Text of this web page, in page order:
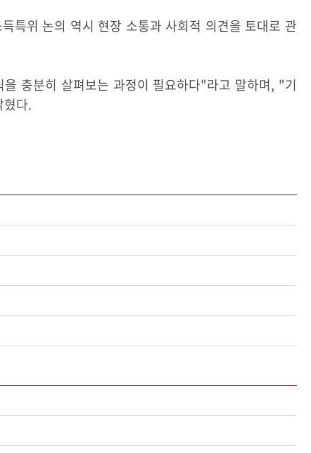
특위 논의 역시 현장 소통과 사회적 의견을 토대로 관
충분히 살펴보는 과정이 필요하다"라고 말하며, "기
다.